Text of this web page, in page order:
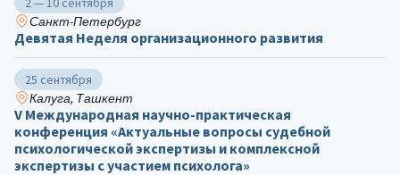
Санкт-Петербург
Девятая Неделя организационного развития
25 сентября
Калуга, Ташкент
V Международная научно-практическая
конференция «Актуальные вопросы судебной
психологической экспертизы и комплексной
экспертизы с участием психолога»